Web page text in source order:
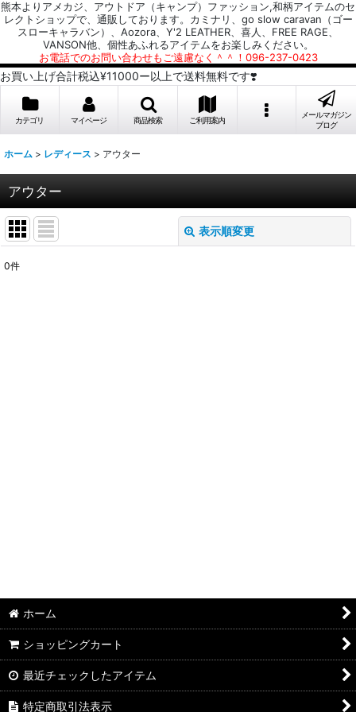
熊本よりアメカジ、アウトドア（キャンプ）ファッション,和柄アイテムのセ
レクトショップで、通販しております。カミナリ、go slow caravan（ゴー
スローキャラバン）、Aozora、Y'2 LEATHER、喜人、FREE RAGE、
VANSON他、個性あふれるアイテムをお楽しみください。
お電話でのお問い合わせもご遠慮なく＾＾！096-237-0423
お買い上げ合計税込¥11000ー以上で送料無料です❣️
カテゴリ マイページ 商品検索 ご利用案内
メールマガジン
ブログ
ホーム > レディース > アウター
アウター
表示順変更
0件
ホーム
ショッピングカート
最近チェックしたアイテム
特定商取引法表示